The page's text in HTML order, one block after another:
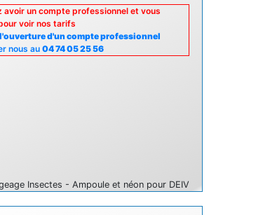
avoir un compte professionnel et vous
voir nos tarifs
d'un compte professionnel
nous au 04 74 05 25 56
Insectes - Ampoule et néon pour DEIV